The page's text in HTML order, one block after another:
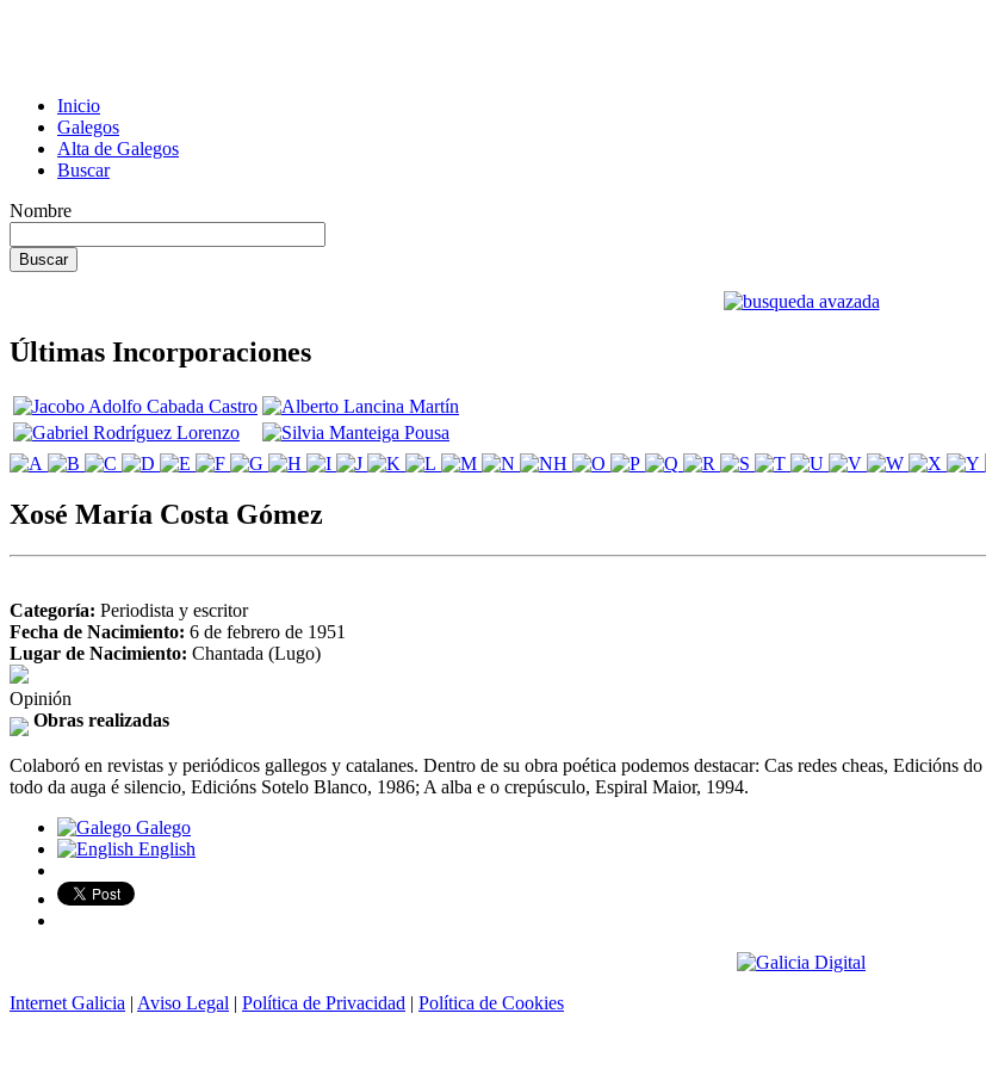
Inicio
Galegos
Alta de Galegos
Buscar
Nombre
Últimas Incorporaciones
Xosé María Costa Gómez
Categoría: Periodista y escritor
Fecha de Nacimiento: 6 de febrero de 1951
Lugar de Nacimiento: Chantada (Lugo)
Opinión
Obras realizadas
Colaboró en revistas y periódicos gallegos y catalanes. Dentro de su obra poética podemos destacar: Cas redes cheas, Edicións
todo da auga é silencio, Edicións Sotelo Blanco, 1986; A alba e o crepúsculo, Espiral Maior, 1994.
Galego
English
Internet Galicia | Aviso Legal | Política de Privacidad | Política de Cookies